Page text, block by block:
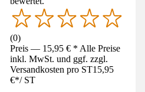
(0)
Preis — 15,95 € * Alle Preise
inkl. MwSt. und ggf. zzgl.
Versandkosten pro ST15,95
€*/ ST